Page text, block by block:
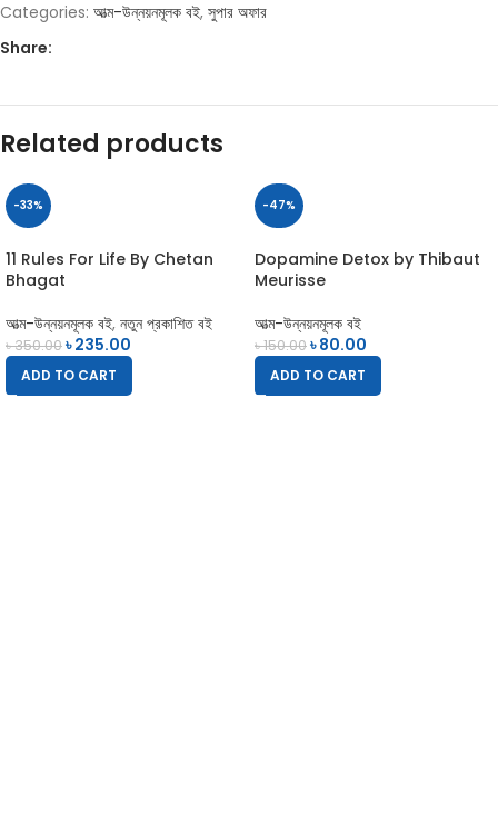
Categories: আত্ম-উন্নয়নমূলক বই, সুপার অফার
Share:
Related products
-33%
11 Rules For Life By Chetan
Bhagat
আত্ম-উন্নয়নমূলক বই, নতুন প্রকাশিত বই
৳350.00৳235.00
ADD TO CART
-47%
Dopamine Detox by Thibaut
Meurisse
আত্ম-উন্নয়নমূলক বই
৳150.00৳80.00
ADD TO CART